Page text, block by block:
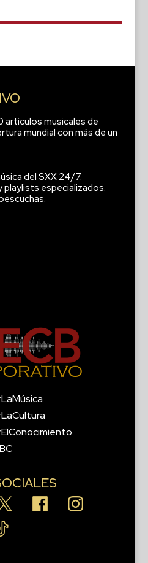
artículos musicales de
mundial con más de un
del SXX 24/7.
playlists especializados.